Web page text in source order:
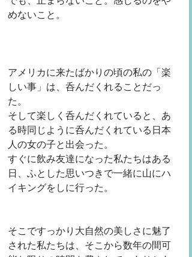
めないこと。
アメリカに来たばかりの頃の私の「楽
しい事」は、呑んだくれることだっ
た。
そして楽しく呑んだくれていると、あ
る時同じように呑んだくれている日本
人の女の子と出会った。
すぐに飲み友達になった私たちはある
日、ふとした思いつきで一緒に山にハ
イキングをしに行った。
そこですっかり大自然の美しさに魅了
された私たちは、そこから数年の間可